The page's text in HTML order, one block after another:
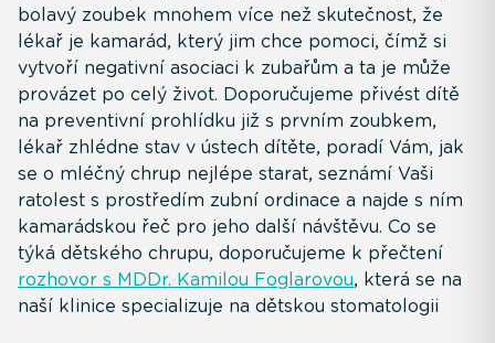
bolavý zoubek mnohem více než skutečnost, že
lékař je kamarád, který jim chce pomoci, čímž si
vytvoří negativní asociaci k zubařům a ta je může
provázet po celý život. Doporučujeme přivést dítě
na preventivní prohlídku již s prvním zoubkem,
lékař zhlédne stav v ústech dítěte, poradí Vám, jak
se o mléčný chrup nejlépe starat, seznámí Vaši
ratolest s prostředím zubní ordinace a najde s ním
kamarádskou řeč pro jeho další návštěvu. Co se
týká dětského chrupu, doporučujeme k přečtení
rozhovor s MDDr. Kamilou Foglarovou, která se na
naší klinice specializuje na dětskou stomatologii